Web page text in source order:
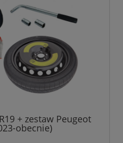
+ zestaw Peugeot
obecnie)